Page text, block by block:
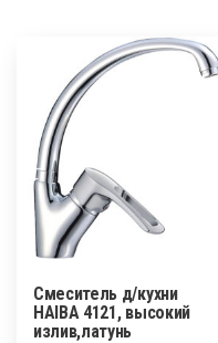
Смеситель д/кухни
HAIBA 4121, высокий
излив,латунь